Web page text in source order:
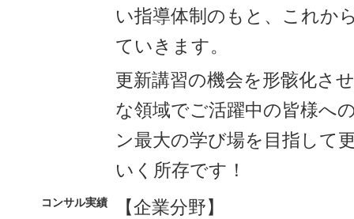
い指導体制のもと、これか
ていきます。
更新講習の機会を形骸化さ
な領域でご活躍中の皆様へ
ン最大の学び場を目指して
いく所存です！
コンサル実績
【企業分野】